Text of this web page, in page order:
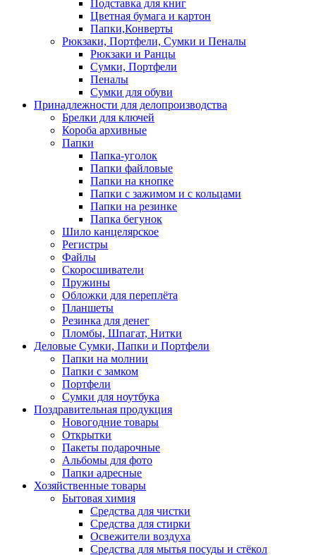
Подставка для книг
Цветная бумага и картон
Папки,Конверты
Рюкзаки, Портфели, Сумки и Пеналы
Рюкзаки и Ранцы
Сумки, Портфели
Пеналы
Сумки для обуви
Принадлежности для делопроизводства
Брелки для ключей
Короба архивные
Папки
Папка-уголок
Папки файловые
Папки на кнопке
Папки с зажимом и с кольцами
Папки на резинке
Папка бегунок
Шило канцелярское
Регистры
Файлы
Скоросшиватели
Пружины
Обложки для переплёта
Планшеты
Резинка для денег
Пломбы, Шпагат, Нитки
Деловые Сумки, Папки и Портфели
Папки на молнии
Папки с замком
Портфели
Сумки для ноутбука
Поздравительная продукция
Новогодние товары
Открытки
Пакеты подарочные
Альбомы для фото
Папки адресные
Хозяйственные товары
Бытовая химия
Средства для чистки
Средства для стирки
Освежители воздуха
Средства для мытья посуды и стёкол